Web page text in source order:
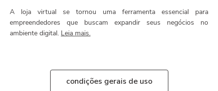
A loja virtual se tornou uma ferramenta essencial para
empreendedores que buscam expandir seus negócios no
ambiente digital. Leia mais.
condições gerais de uso